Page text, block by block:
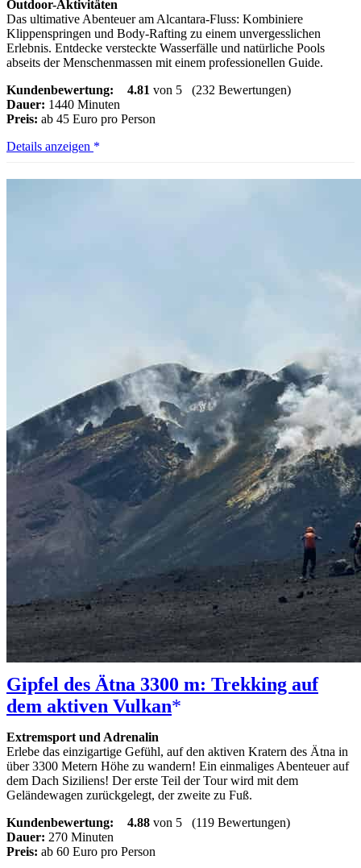
Outdoor-Aktivitäten
Das ultimative Abenteuer am Alcantara-Fluss: Kombiniere
Klippenspringen und Body-Rafting zu einem unvergesslichen
Erlebnis. Entdecke versteckte Wasserfälle und natürliche Pools
abseits der Menschenmassen mit einem professionellen Guide.
Kundenbewertung:
4.81 von 5 (232 Bewertungen)
Dauer: 1440 Minuten
Preis: ab 45 Euro pro Person
Alcantara-
Details anzeigen
Gipfel des Ätna 3300 m: Trekking auf
dem aktiven Vulkan
Extremsport und Adrenalin
Erlebe das einzigartige Gefühl, auf den aktiven Kratern des Ätna in
über 3300 Metern Höhe zu wandern! Ein einmaliges Abenteuer auf
dem Dach Siziliens! Der erste Teil der Tour wird mit dem
Geländewagen zurückgelegt, der zweite zu Fuß.
Kundenbewertung:
4.88 von 5 (119 Bewertungen)
Dauer: 270 Minuten
Preis: ab 60 Euro pro Person